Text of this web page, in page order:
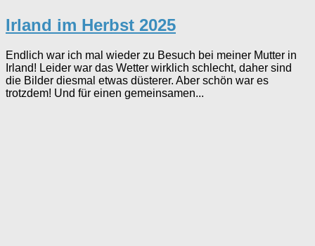
Irland im Herbst 2025
Endlich war ich mal wieder zu Besuch bei meiner Mutter in
Irland! Leider war das Wetter wirklich schlecht, daher sind
die Bilder diesmal etwas düsterer. Aber schön war es
trotzdem! Und für einen gemeinsamen...